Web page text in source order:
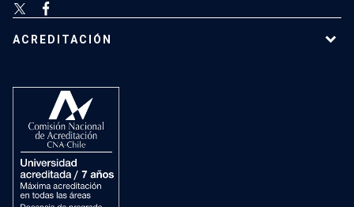
ACREDITACIÓN